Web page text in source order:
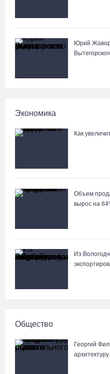
06.08.26 / 11:59
В Шекснинском округе утонул
Open - 2026
В поселке Щепье Бабаевского
отремонтированный мост
06.08.26 / 11:02
58-летняя вологжанка на
В Вологде пресечена
нелегальной продажи алкоголя
Юрий
Экономика
Как
Объем
вырос на
Из
Общество
Георгий